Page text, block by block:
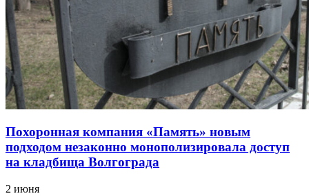
Похоронная компания «Память» новым
подходом незаконно монополизировала доступ
на кладбища Волгограда
2 июня